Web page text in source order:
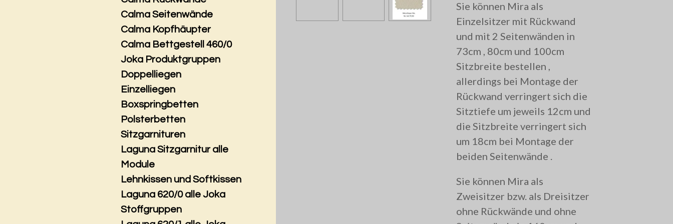
Sie können Mira als
Einzelsitzer mit Rückwand
und mit 2 Seitenwänden in
73cm , 80cm und 100cm
Sitzbreite bestellen ,
allerdings bei Montage der
Rückwand verringert sich die
Sitztiefe um jeweils 12cm und
die Sitzbreite verringert sich
um 18cm bei Montage der
beiden Seitenwände .
Sie können Mira als
Zweisitzer bzw. als Dreisitzer
ohne Rückwände und ohne
Calma Seitenwände
Calma Kopfhäupter
Calma Bettgestell 460/0
Joka Produktgruppen
Doppelliegen
Einzelliegen
Boxspringbetten
Polsterbetten
Sitzgarnituren
Laguna Sitzgarnitur alle
Module
Lehnkissen und Softkissen
Laguna 620/0 alle Joka
Stoffgruppen